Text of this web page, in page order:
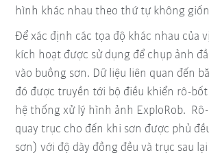
hình khác nhau theo thứ tự không
Để xác định các tọa độ khác nhau của
kích hoạt được sử dụng để chụp ảnh
vào buồng sơn. Dữ liệu liên quan đến
đó được truyền tới bộ điều khiển rô-
hệ thống xử lý hình ảnh ExploRob.
quay trục cho đến khi sơn được phủ
sơn) với độ dày đồng đều và trục sau